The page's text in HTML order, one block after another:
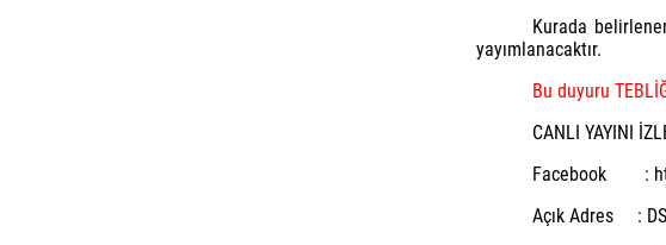
Kurada
yayımlanacaktır.
Bu duyuru
CANLI YAYINI
Facebook
:
Açık Adres
: